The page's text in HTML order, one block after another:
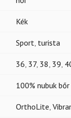
Kék
Sport turista
36 37, 38 39
100% nubuk bőr
OrthoLite